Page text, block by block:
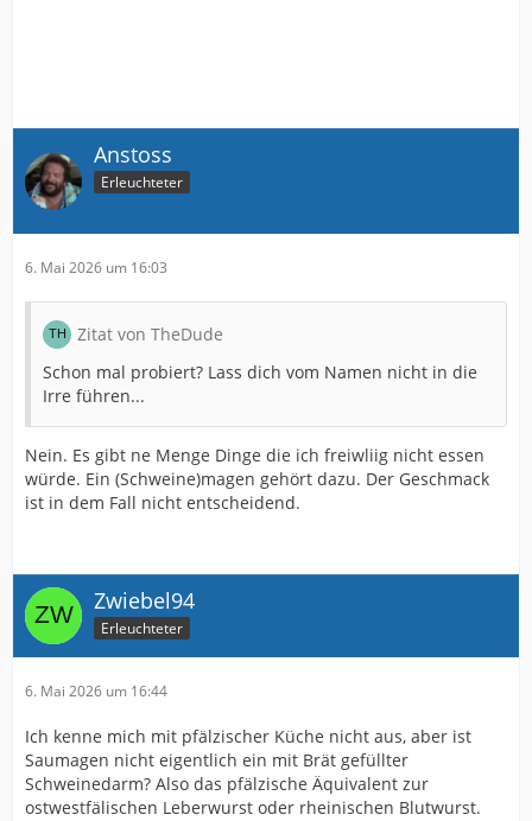
Anstoss
Erleuchteter
6. Mai 2026 um 16:03
Zitat von TheDude
Schon mal probiert? Lass dich vom Namen nicht in die
Irre führen...
Nein. Es gibt ne Menge Dinge die ich freiwliig nicht essen
würde. Ein (Schweine)magen gehört dazu. Der Geschmack
ist in dem Fall nicht entscheidend.
Zwiebel94
Erleuchteter
6. Mai 2026 um 16:44
Ich kenne mich mit pfälzischer Küche nicht aus, aber ist
Saumagen nicht eigentlich ein mit Brät gefüllter
Schweinedarm? Also das pfälzische Äquivalent zur
ostwestfälischen Leberwurst oder rheinischen Blutwurst.